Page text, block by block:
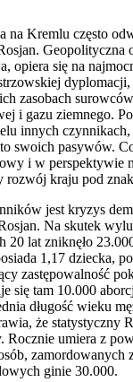
na Kremlu często
Geopolityczna
opiera się na
dyplomacji,
zasobach
i gazu ziemnego.
innych czynnikach,
swoich pasywów.
i w perspektywie
kraju pod
jest kryzys
Na skutek
20 lat zniknęło
1,17 dziecka,
zastępowalność
się tam 10.000
długość wieku
że statystyczny
Rocznie umiera z
zamordowanych
ginie 30.000.